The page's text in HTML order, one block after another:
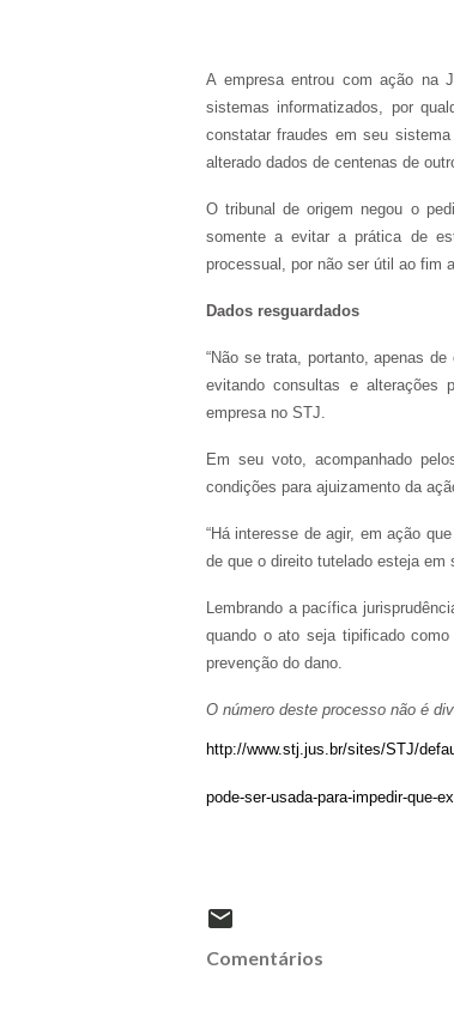
A empresa entrou com ação na
sistemas informatizados, por
constatar fraudes em seu
alterado dados de centenas de
O tribunal de origem negou o
somente a evitar a prática de
processual, por não ser útil ao fim
Dados resguardados
“Não se trata, portanto, apenas
evitando consultas e alterações
empresa no STJ.
Em seu voto, acompanhado
condições para ajuizamento da
“Há interesse de agir, em ação
de que o direito tutelado esteja em
Lembrando a pacífica
quando o ato seja tipificado
prevenção do dano.
O número deste processo não é
http://www.stj.jus.br/sites/STJ/
pode-ser-usada-para-impedir-que-
Comentários